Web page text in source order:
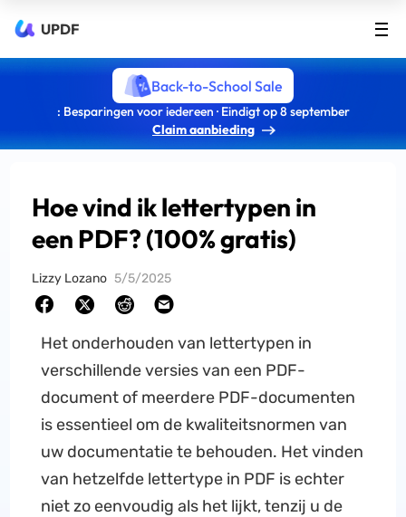
UPDF
Back-to-School Sale
: Besparingen voor iedereen · Eindigt op 8 september
Claim aanbieding
Hoe vind ik lettertypen in
een PDF? (100% gratis)
Lizzy Lozano 5/5/2025
Het onderhouden van lettertypen in
verschillende versies van een PDF-
document of meerdere PDF-documenten
is essentieel om de kwaliteitsnormen van
uw documentatie te behouden. Het vinden
van hetzelfde lettertype in PDF is echter
niet zo eenvoudig als het lijkt, tenzij u de